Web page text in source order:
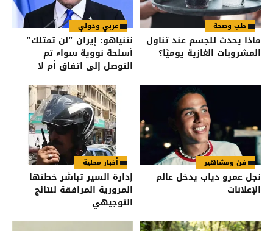
طب وصحة
ماذا يحدث للجسم عند تناول
المشروبات الغازية يوميًا؟
عربي ودولي
نتنياهو: إيران "لن تمتلك"
أسلحة نووية سواء تم
التوصل إلى اتفاق أم لا
فن ومشاهير
نجل عمرو دياب يدخل عالم
الإعلانات
أخبار محلية
إدارة السير تباشر خطتها
المرورية المرافقة لنتائج
التوجيهي